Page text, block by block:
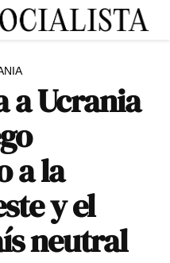
a Ucrania
a la
y el
neutral